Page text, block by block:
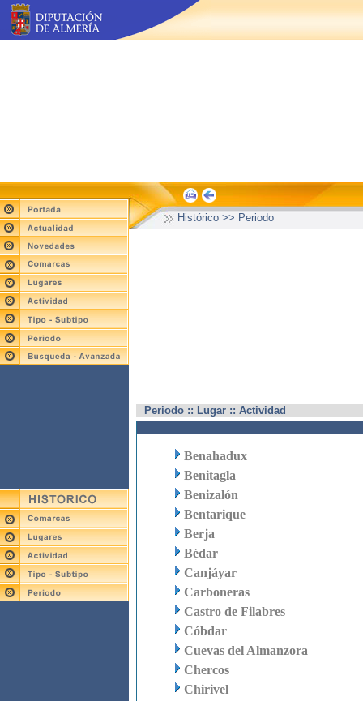
Histórico >> Periodo
Periodo :: Lugar :: Actividad
Benahadux
Benitagla
Benizalón
Bentarique
Berja
Bédar
Canjáyar
Carboneras
Castro de Filabres
Cóbdar
Cuevas del Almanzora
Chercos
Chirivel